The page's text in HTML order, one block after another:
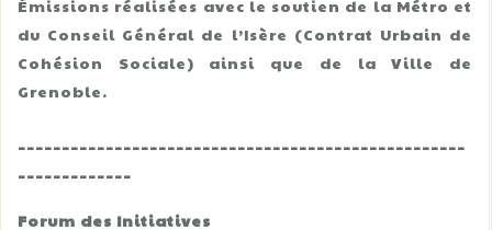
Émissions réalisées avec le soutien de la Métro et
du Conseil Général de l’Isère (Contrat Urbain de
Cohésion Sociale) ainsi que de la Ville de
Grenoble.
___________________________________________________
_____________
Forum des Initiatives